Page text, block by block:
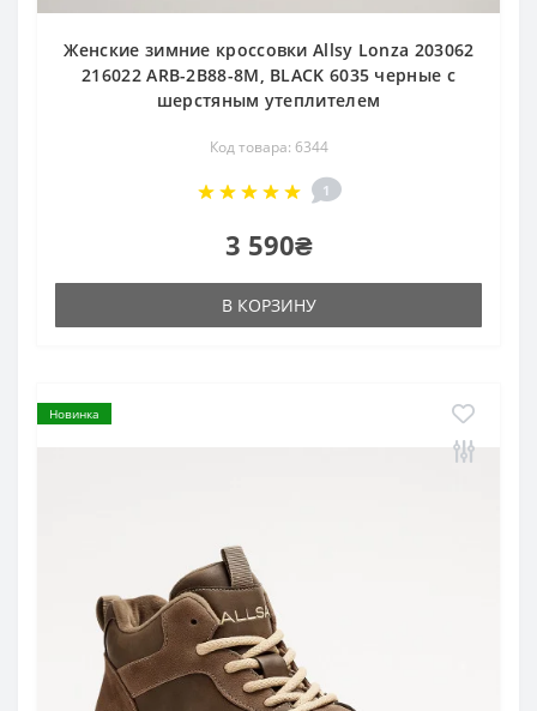
Женские зимние кроссовки Allsy Lonza 203062
216022 ARB-2B88-8M, BLACK 6035 черные с
шерстяным утеплителем
Код товара: 6344
1
3 590₴
В КОРЗИНУ
Новинка